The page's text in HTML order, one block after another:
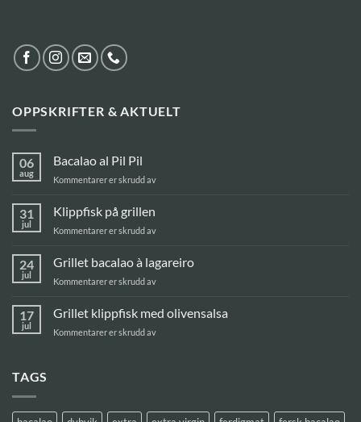
OPPSKRIFTER & AKTUELT
06
aug
Bacalao al Pil Pil
Kommentarer er skrudd avfor
31
jul
Klippfisk på grillen
Kommentarer er skrudd avfor
grillen
24
jul
Grillet bacalao à lagareiro
Kommentarer er skrudd avfor
bacalao
17
jul
Grillet klippfisk med olivensalsa
Kommentarer er skrudd avfor
TAGS